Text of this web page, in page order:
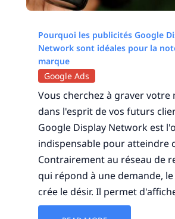
Pourquoi les publicités Google
Network sont idéales pour la
marque
Google Ads
Vous cherchez à graver votre
dans l'esprit de vos futurs
Google Display Network est
indispensable pour atteindre
Contrairement au réseau de
qui répond à une demande,
crée le désir. Il permet